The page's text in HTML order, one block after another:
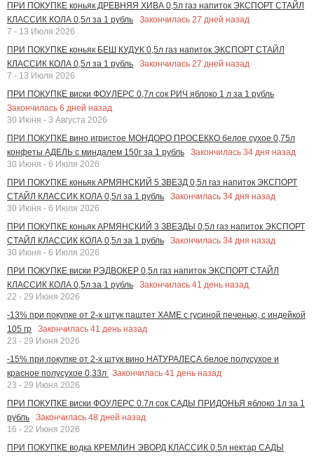
ПРИ ПОКУПКЕ коньяк ДРЕВНЯЯ ХИВА 0,5л газ напиток ЭКСПОРТ СТАЙЛ
КЛАССИК КОЛА 0,5л за 1 рубль
Закончилась 27 дней назад
7 - 13 Июля 2026
ПРИ ПОКУПКЕ коньяк БЕШ КУДУК 0,5л газ напиток ЭКСПОРТ СТАЙЛ
КЛАССИК КОЛА 0,5л за 1 рубль
Закончилась 27 дней назад
7 - 13 Июля 2026
ПРИ ПОКУПКЕ виски ФОУЛЕРС 0,7л сок РИЧ яблоко 1 л за 1 рубль
Закончилась 6 дней назад
30 Июня - 3 Августа 2026
ПРИ ПОКУПКЕ вино игристое МОНДОРО ПРОСЕККО белое сухое 0,75л
конфеты АДЕЛЬ с миндалем 150г за 1 рубль
Закончилась 34 дня назад
30 Июня - 6 Июля 2026
ПРИ ПОКУПКЕ коньяк АРМЯНСКИЙ 5 ЗВЕЗД 0,5л газ напиток ЭКСПОРТ
СТАЙЛ КЛАССИК КОЛА 0,5л за 1 рубль
Закончилась 34 дня назад
30 Июня - 6 Июля 2026
ПРИ ПОКУПКЕ коньяк АРМЯНСКИЙ 3 ЗВЕЗДЫ 0,5л газ напиток ЭКСПОРТ
СТАЙЛ КЛАССИК КОЛА 0,5л за 1 рубль
Закончилась 34 дня назад
30 Июня - 6 Июля 2026
ПРИ ПОКУПКЕ виски РЭДВОКЕР 0,5л газ напиток ЭКСПОРТ СТАЙЛ
КЛАССИК КОЛА 0,5л за 1 рубль
Закончилась 41 день назад
22 - 29 Июня 2026
-13% при покупке от 2-х штук паштет ХАМЕ с гусиной печенью, с индейкой
105 гр
Закончилась 41 день назад
23 - 29 Июня 2026
-15% при покупке от 2-х штук вино НАТУРАЛЕСА белое полусухое и
красное полусухое 0,33л Закончилась 41 день назад
23 - 29 Июня 2026
ПРИ ПОКУПКЕ виски ФОУЛЕРС 0.7л сок САДЫ ПРИДОНЬЯ яблоко 1л за 1
рубль
Закончилась 48 дней назад
16 - 22 Июня 2026
ПРИ ПОКУПКЕ водка КРЕМЛИН ЭВОРД КЛАССИК 0.5л нектар САДЫ